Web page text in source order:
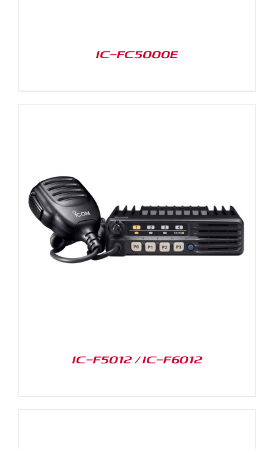
IC-FC5000E
IC-F5012 / IC-F6012